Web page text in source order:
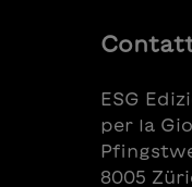
ESG
per la
8005